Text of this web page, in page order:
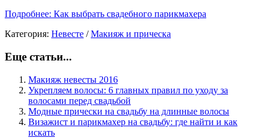
Подробнее: Как выбрать свадебного парикмахера
Категория: Невесте /Макияж и прическа
Еще статьи...
Макияж невесты 2016
Укрепляем волосы: 6 главных правил по уходу за
волосами перед свадьбой
Модные прически на свадьбу на длинные волосы
Визажист и парикмахер на свадьбу: где найти и как
искать